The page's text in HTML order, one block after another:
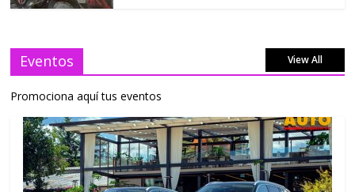
Eventos View All
Promociona aquí tus eventos